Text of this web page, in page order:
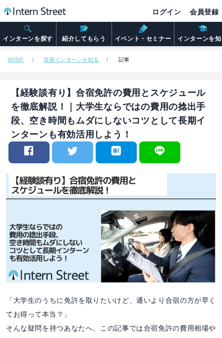
インターンを探す 紹介してもらう イベント・セミナー インターンを
ログイン 会員登録
HOME 長期インターンを知る 記事
【経験談有り】合宿免許の費用とスケジュール
を徹底解説！｜大学生ならではの費用の捻出手
段、空き時間もムダにしないコツとして長期イ
ンターンも有効活用しよう！
「大学生のうちに免許を取りたいけど、通いより合宿の方が早く
てお得って本当？」
そんな疑問を持つあなたへ、この記事では合宿免許の費用相場や